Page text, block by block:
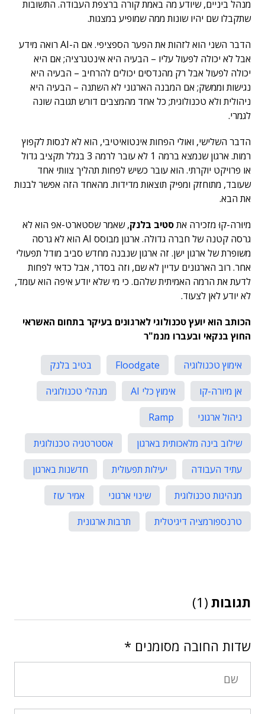
מנהל ביניים, שיודע מה באמת קורה ברצפת העבודה. התשובות
שתקבלו שם יהיו שונות ממה שמופיע במצגות.
הדבר השני הוא לזהות את הפער הספציפי. אם ה-AI רואה מידע
אבל לא יכולה לפעול עליו – הבעיה היא אינטגרציה; אם היא
יכולה לפעול אבל רק מהנדסים יכולים להרחיב – הבעיה היא
נגישות וממשק; אם המבנה הארגוני לא השתנה – הבעיה היא
ניהולית ולא טכנולוגית; כל אחד מהמצבים דורש תגובה שונה
לגמרי.
הדבר השלישי, ואולי הפחות אינטואיטיבי, הוא לא לנסות לקפוץ
רמות. ארגון שנמצא ברמה 1 לא עובר לרמה 3 בגלל תקציב גדול
או פרויקט יוקרתי. הוא עובר כשיש לפחות תהליך צוותי אחד
שעובד, מתוחזק ומפיק תוצאות מדידות. מהאחד הזה אפשר לבנות
את הבא.
מיוּרה-קוּ מזכירה אתסטיב בלנק, שאמר שסטארט-אפ הוא לא
גרסה קטנה של חברה גדולה. ארגון מבוסס AI הוא לא גרסה
משופרת של ארגון ישן. זה ארגון שנבנה מחדש סביב מודל תפעולי
אחר. רוב הארגונים עדיין לא שם, וזה בסדר, אבל כדאי לפחות
לדעת את הרמה האמיתית שלהם. כי מי שלא יודע איפה הוא עומד,
לא יודע לאן לצעוד.
הכותב הוא יועץ טכנולוגי לארגונים בעיקר בתחום האשראי
החוץ בנקאי ובעברו מנמ"ר
אימוץ טכנולוגיה Floodgate
בטיב בלנק
אן מיורה-קו
אימוץ כלי AI
מנהלי טכנולוגיה
ניהול ארגוני
Ramp
שילוב בינה מלאכותית בארגון
אסטרטגיה טכנולוגית
עתיד העבודה
יעילות תפעולית
חדשנות בארגון
מנהיגות טכנולוגית
שינוי ארגוני
אמיר עוז
טרנספורמציה דיגיטלית
תרבות ארגונית
תגובות (1)
שדות החובה מסומנים *